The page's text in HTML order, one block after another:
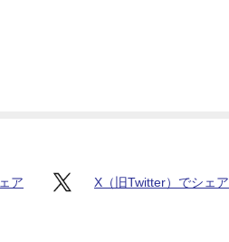
ア X（旧Twitter）でシェア